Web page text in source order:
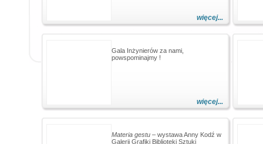
więcej...
więcej...
Gala Inżynierów za nami,
powspominajmy !
Materia gestu – wystawa Anny Kodź w
Galerii Grafiki Biblioteki Sztuki